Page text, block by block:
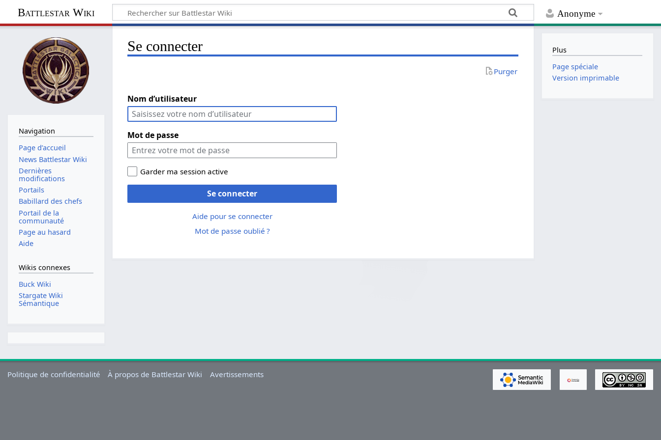
Anonyme
Battlestar Wiki
Se connecter
Purger
Nom d’utilisateur
Mot de passe
Garder ma session active
Se connecter
Aide pour se connecter
Mot de passe oublié ?
Navigation
Page d’accueil
News Battlestar Wiki
Dernières
modifications
Portails
Babillard des chefs
Portail de la
communauté
Page au hasard
Aide
Wikis connexes
Buck Wiki
Stargate Wiki
Sémantique
Plus
Page spéciale
Version imprimable
Politique de confidentialité À propos de Battlestar Wiki Avertissements